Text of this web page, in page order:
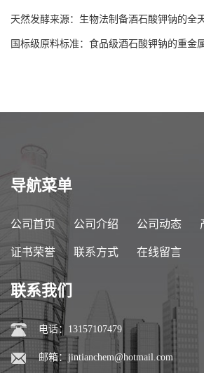
天然发酵来源：生物法制备酒石酸钾钠的全
国标级原料标准：食品级酒石酸钾钠的重金
导航菜单
公司首页 公司介绍 公司动态
证书荣誉 联系方式 在线留言
联系我们
电话：13157107479
邮箱： jintianchem@hotmail.com